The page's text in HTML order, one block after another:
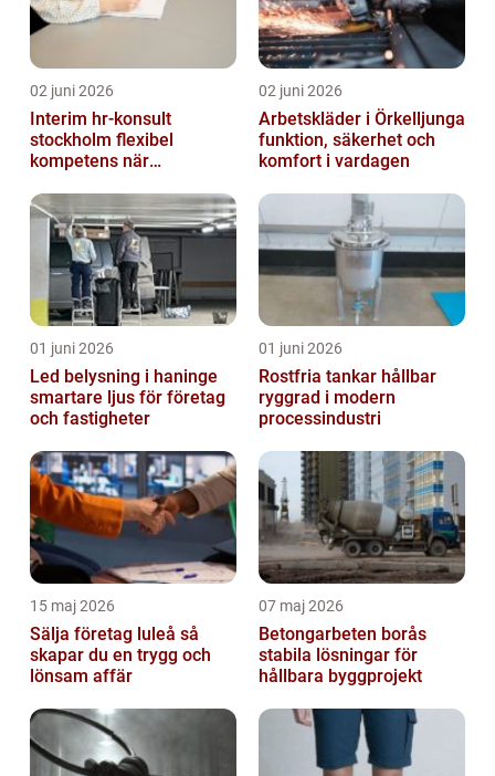
02 juni 2026
Interim hr-konsult
stockholm flexibel
kompetens när
02 juni 2026
Arbetskläder i Örkelljunga
funktion, säkerhet och
komfort i vardagen
01 juni 2026
Led belysning i haninge
smartare ljus för företag
och fastigheter
01 juni 2026
Rostfria tankar hållbar
ryggrad i modern
processindustri
15 maj 2026
Sälja företag luleå så
skapar du en trygg och
lönsam affär
07 maj 2026
Betongarbeten borås
stabila lösningar för
hållbara byggprojekt